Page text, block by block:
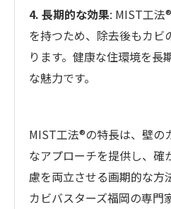
4. 長期的な効果: MIST工法
を持つため、除去後もカビ
ります。健康な住環境を長
な魅力です。
MIST工法®の特長は、壁の
なアプローチを提供し、確
慮を両立させる画期的な方
カビバスターズ福岡の専門